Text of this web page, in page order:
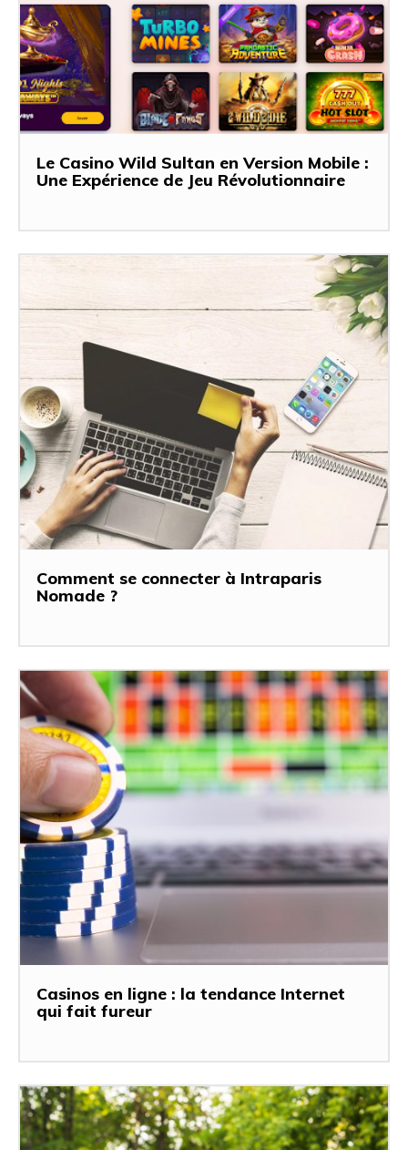
Le Casino Wild Sultan en Version Mobile :
Une Expérience de Jeu Révolutionnaire
Comment se connecter à Intraparis
Nomade ?
Casinos en ligne : la tendance Internet
qui fait fureur